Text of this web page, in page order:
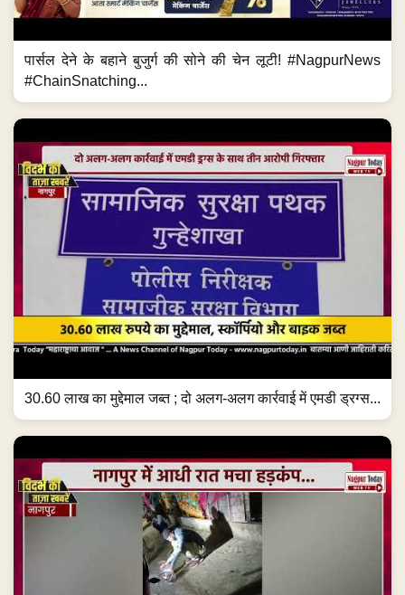
पार्सल देने के बहाने बुजुर्ग की सोने की चेन लूटी! #NagpurNews
#ChainSnatching...
30.60 लाख का मुद्देमाल जब्त ; दो अलग-अलग कार्रवाई में एमडी ड्रग्स...